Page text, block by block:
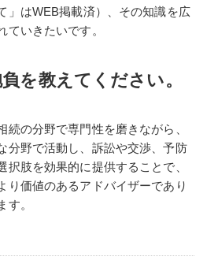
」はWEB掲載済）、その知識を広
ていきたいです。
を教えてください。
続の分野で専門性を磨きながら、
分野で活動し、訴訟や交渉、予防
択肢を効果的に提供することで、
り価値のあるアドバイザーであり
す。